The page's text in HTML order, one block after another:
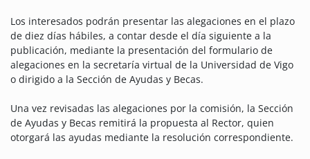
Los interesados ​​podrán presentar las alegaciones en el plazo
de diez días hábiles, a contar desde el día siguiente a la
publicación, mediante la presentación del formulario de
alegaciones en la secretaría virtual de la Universidad de Vigo
o dirigido a la Sección de Ayudas y Becas.
Una vez revisadas las alegaciones por la comisión, la Sección
de Ayudas y Becas remitirá la propuesta al Rector, quien
otorgará las ayudas mediante la resolución correspondiente.